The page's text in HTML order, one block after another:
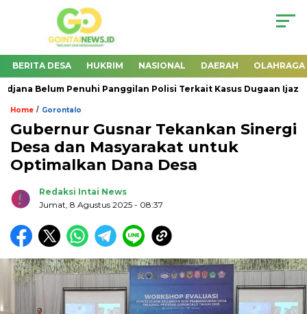
BERITA DESA HUKRIM NASIONAL DAERAH OLAHRAGA
Belum Penuhi Panggilan Polisi Terkait Kasus Dugaan Ijazah
Home / Gorontalo
Gubernur Gusnar Tekankan Sinergi
Desa dan Masyarakat untuk
Optimalkan Dana Desa
Redaksi Intai News
Jumat, 8 Agustus 2025 - 08:37